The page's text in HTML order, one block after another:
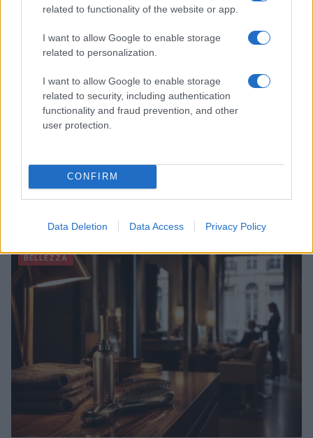
related to functionality of the website or app.
I want to allow Google to enable storage
related to personalization.
I want to allow Google to enable storage
related to security, including authentication
functionality and fraud prevention, and other
user protection.
CONFIRM
Data Deletion Data Access Privacy Policy
Come indossare le infradito animalier con stile:
Cristian Castiglioni · 6 Ago 2026
BELLEZZA